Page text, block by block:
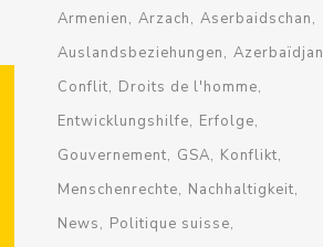
Armenien Arzach
Aserbaidschan
Auslandsbeziehungen
Azerbaïdjan
Conflit
Droits de l'homme
Entwicklungshilfe
Erfolge
Gouvernement
GSA
Konflikt
Menschenrechte
Nachhaltigkeit
News
Politique suisse